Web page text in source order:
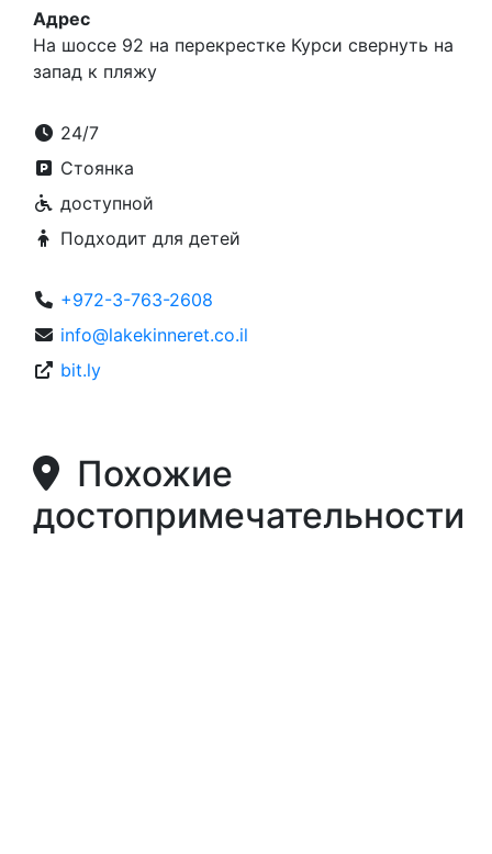
Адрес
На шоссе 92 на перекрестке Курси свернуть на
запад к пляжу
24/7
Стоянка
доступной
Подходит для детей
+972-3-763-2608
info@lakekinneret.co.il
bit.ly
Похожие
достопримечательности